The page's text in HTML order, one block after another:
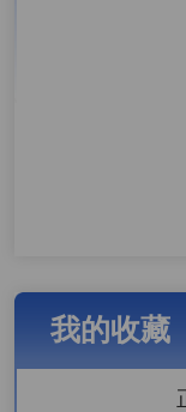
我的收藏